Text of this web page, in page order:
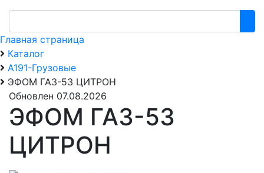
Главная страница
Каталог
А191-Грузовые
ЭФОМ ГАЗ-53 ЦИТРОН
Обновлен 07.08.2026
ЭФОМ ГАЗ-53
ЦИТРОН